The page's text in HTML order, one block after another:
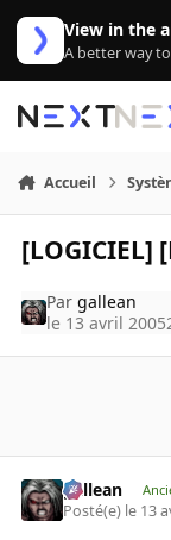
Aller au contenu
View in the
A better way
Accueil
[LOGICIEL]
Pargallean
le 13 avril 2005
gallean
Posté(e) le 13